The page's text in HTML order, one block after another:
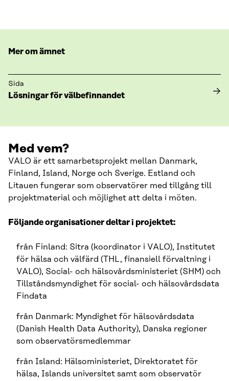
Mer om ämnet
Sida
Lösningar för välbefinnandet
Med vem?
VALO är ett samarbetsprojekt mellan Danmark,
Finland, Island, Norge och Sverige. Estland och
Litauen fungerar som observatörer med tillgång till
projektmaterial och möjlighet att delta i möten.
Följande organisationer deltar i projektet:
från Finland: Sitra (koordinator i VALO), Institutet
för hälsa och välfärd (THL, finansiell förvaltning i
VALO), Social- och hälsovårdsministeriet (SHM) och
Tillståndsmyndighet för social- och hälsovårdsdata
Findata
från Danmark: Myndighet för hälsovårdsdata
(Danish Health Data Authority), Danska regioner
som observatörsmedlemmar
från Island: Hälsoministeriet, Direktoratet för
hälsa, Islands universitet samt som observatör